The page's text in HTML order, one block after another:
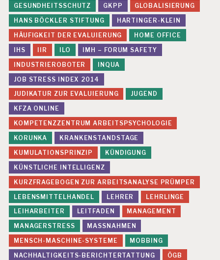
GESUNDHEITSSCHUTZ
GKPP
GLOBALISIERUNG
HANS BÖCKLER STIFTUNG
HARTINGER-KLEIN
HÄUFIGKEIT DER EVALUIERUNG
HOME OFFICE
IHS
IIR ILO
IMH – FORUM SAFETY
INDUSTRIEROBOTER
INQUA
JOB STRESS INDEX 2014
JUDIKATUR ZUR EVALUIERUNG
JUGEND
KFZA ONLINE
KOMPETENZZENTRUM ARBEITSPSYCHOLOGIE
KORUNKA
KRANKENSTANDSTAGE
KUMULATIONSPRINZIP
KÜNDIGUNG
KÜNSTLICHE INTELLIGENZ
KURZFRAGEBOGEN ZUR ARBEITSANALYSE PRÜMPER
LEBENSMITTELHANDEL
LEHRER
LEHRLINGE
LEIHARBEITER
LEITFADEN
MANAGEMENT
MANAGERSTRESS
MASSNAHMEN
MENSCH-MASCHINE-SYSTEME
MOBBING
NACHHALTIGKEITS-BERICHTERTATTUNG
ÖGB